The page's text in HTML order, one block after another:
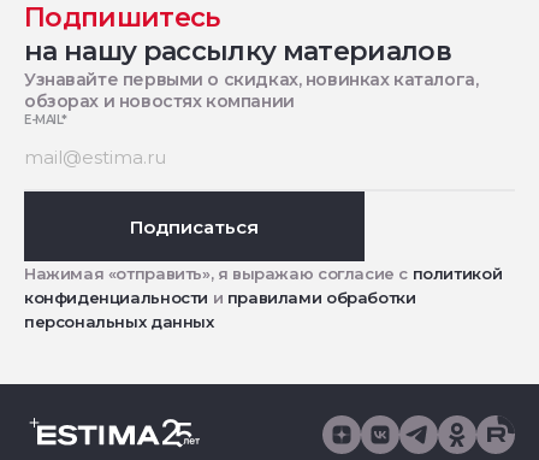
Подпишитесь
на нашу рассылку материалов
Узнавайте первыми о скидках, новинках каталога,
обзорах и новостях компании
E-MAIL*
Подписаться
Нажимая «отправить», я выражаю согласие с политикой
конфиденциальности и правилами обработки
персональных данных